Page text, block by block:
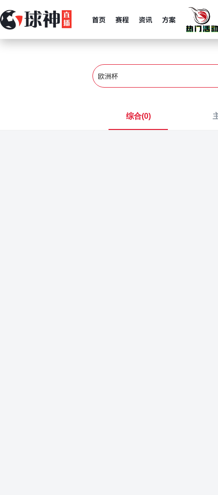
首页 赛程 资讯 方案
综合(0)